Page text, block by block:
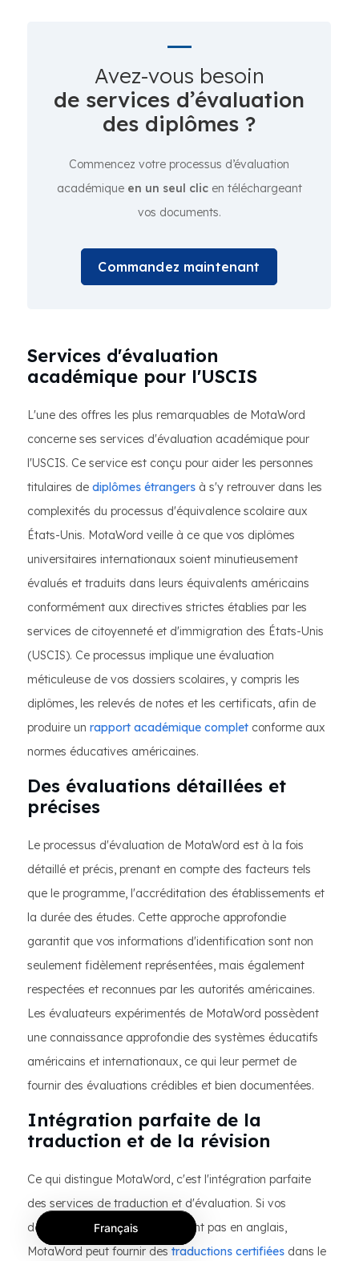
Avez-vous besoin
de services d’évaluation
des diplômes ?
Commencez votre processus d’évaluation
académiqueen un seul clicen téléchargeant
vos documents.
Commandez maintenant
Services d'évaluation
académique pour l'USCIS
L'une des offres les plus remarquables de MotaWord
concerne ses services d'évaluation académique pour
l'USCIS. Ce service est conçu pour aider les personnes
titulaires de diplômes étrangers à s'y retrouver dans les
complexités du processus d'équivalence scolaire aux
États-Unis. MotaWord veille à ce que vos diplômes
universitaires internationaux soient minutieusement
évalués et traduits dans leurs équivalents américains
conformément aux directives strictes établies par les
services de citoyenneté et d'immigration des États-Unis
(USCIS). Ce processus implique une évaluation
méticuleuse de vos dossiers scolaires, y compris les
diplômes, les relevés de notes et les certificats, afin de
produire un rapport académique complet conforme aux
normes éducatives américaines.
Des évaluations détaillées et
précises
Le processus d'évaluation de MotaWord est à la fois
détaillé et précis, prenant en compte des facteurs tels
que le programme, l'accréditation des établissements et
la durée des études. Cette approche approfondie
garantit que vos informations d'identification sont non
seulement fidèlement représentées, mais également
respectées et reconnues par les autorités américaines.
Les évaluateurs expérimentés de MotaWord possèdent
une connaissance approfondie des systèmes éducatifs
américains et internationaux, ce qui leur permet de
fournir des évaluations crédibles et bien documentées.
Intégration parfaite de la
traduction et de la révision
Ce qui distingue MotaWord, c'est l'intégration parfaite
des services de traduction et d'évaluation. Si vos
documents académiques ne sont pas en anglais,
MotaWord peut fournir des traductions certifiées dans le
Français